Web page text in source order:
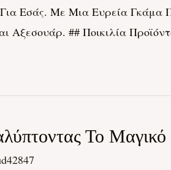
Εσάς. Με Μια Ευρεία Γκάμα
Αξεσουάρ. ## Ποικιλία
Το